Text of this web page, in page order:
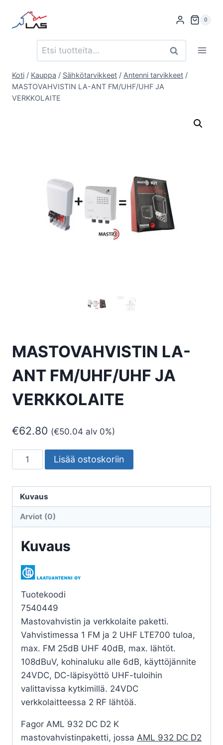
sisältöön
0
Etsi: Haku
Koti / Kauppa / Sähkötarvikkeet / Antenni tarvikkeet /
MASTOVAHVISTIN LA-ANT FM/UHF/UHF JA
VERKKOLAITE
MASTOVAHVISTIN LA-
ANT FM/UHF/UHF JA
VERKKOLAITE
€62.80 (€50.04 alv 0%)
MASTOVAHVISTIN
LA-
FM/UHF/UHF
JA
VERKKOLAITE
Lisää ostoskoriin
Kuvaus
Arviot (0)
Kuvaus
Tuotekoodi
7540449
Mastovahvistin ja verkkolaite paketti.
Vahvistimessa 1 FM ja 2 UHF LTE700 tuloa,
max. FM 25dB UHF 40dB, max. lähtöt.
108dBuV, kohinaluku alle 6dB, käyttöjännite
24VDC, DC-läpisyöttö UHF-tuloihin
valittavissa kytkimillä. 24VDC
verkkolaitteessa 2 RF lähtöä.
Fagor AML 932 DC D2 K
mastovahvistinpaketti, jossa AML 932 DC D2